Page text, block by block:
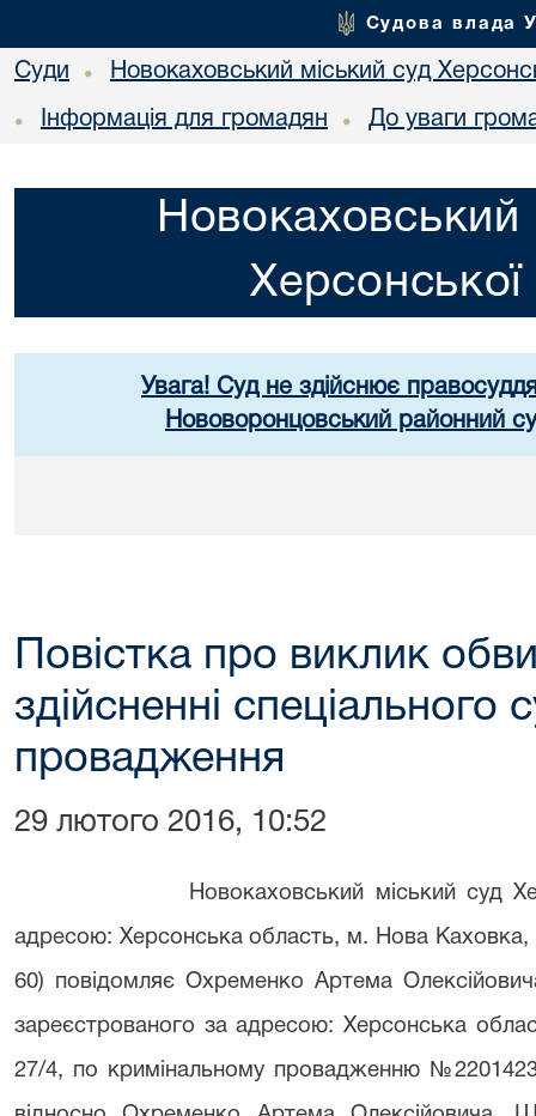
Судова влада
Суди • Новокаховський міський суд
• Інформація для громадян • До уваги
Новокаховський
Херсонської
Увага! Суд не здійснює
Нововоронцовський районний
Повістка про виклик
здійсненні спеціального
провадження
29 лютого 2016, 10:52
Новокаховський міський суд
адресою: Херсонська область, м. Нова Каховка,
60) повідомляє Охременко Артема
зареєстрованого за адресою: Херсонська
27/4, по кримінальному провадженню